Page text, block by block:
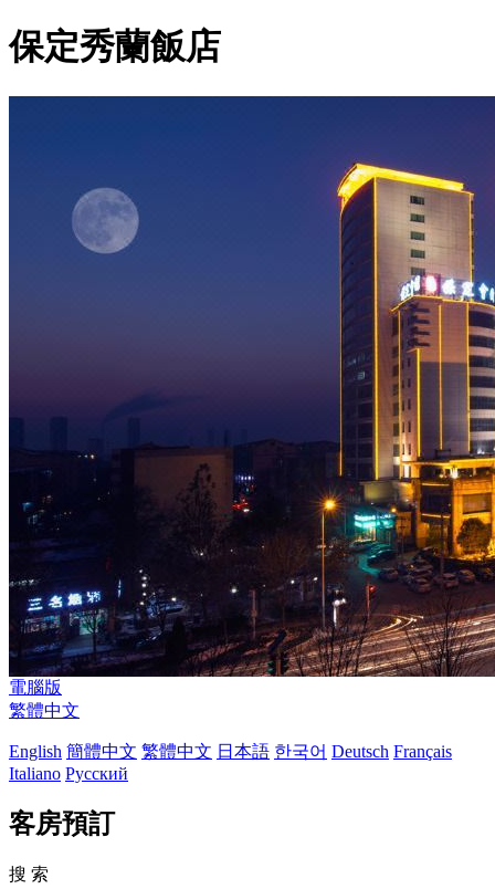
保定秀蘭飯店
電腦版
繁體中文
English 簡體中文 繁體中文 日本語 한국어 Deutsch Français
Italiano Русский
客房預訂
搜 索